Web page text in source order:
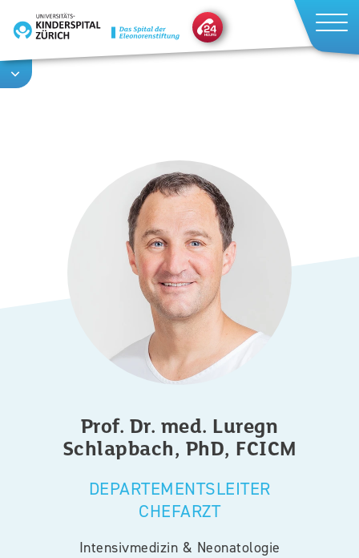
zum
Inhalt
Prof. Dr. med. Luregn
Schlapbach, PhD, FCICM
DEPARTEMENTSLEITER
CHEFARZT
Intensivmedizin & Neonatologie